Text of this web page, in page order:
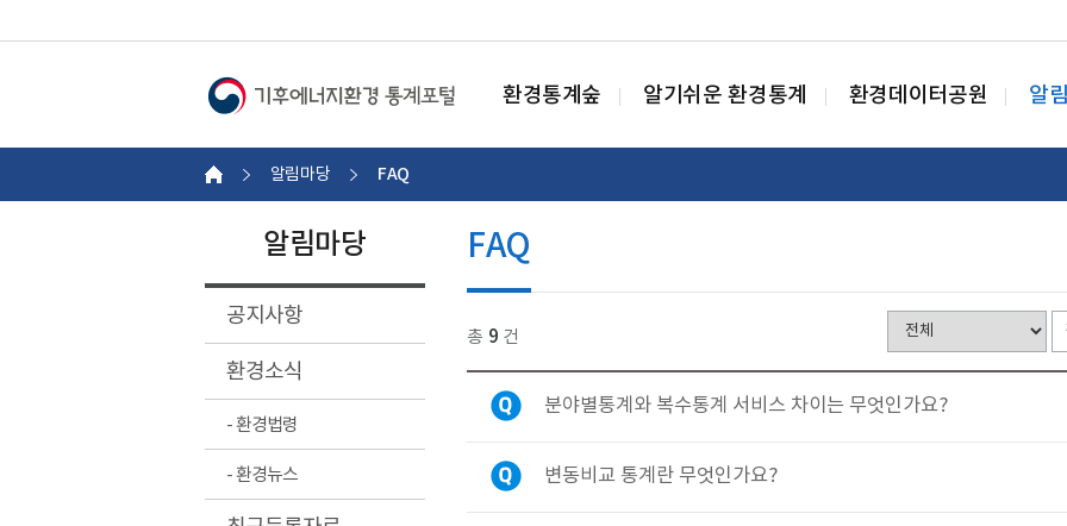
환경통계숲 알기쉬운 환경통계 환경데이터공원 알
알림마당 FAQ
알림마당
공지사항
환경소식
- 환경법령
- 환경뉴스
FAQ
총 9 건
분야별통계와 복수통계 서비스 차이는 무엇인가요?
변동비교 통계란 무엇인가요?